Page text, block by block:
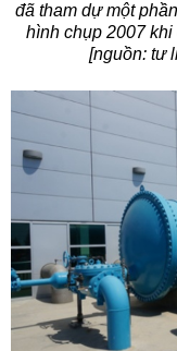
đã tham dự một
hình chụp 2007
[nguồn: tư